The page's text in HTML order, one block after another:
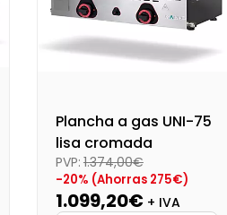
Plancha a gas UNI-75
lisa cromada
PVP: 1.374,00€
-20% (Ahorras 275€)
1.099,20€ + IVA